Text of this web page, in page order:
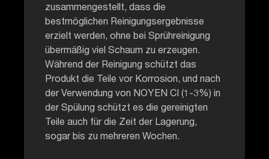
zusammengestellt, dass die
bestmöglichen Reinigungsergebnisse
erzielt werden, ohne bei Sprühreinigung
übermäßig viel Schaum zu erzeugen.
Während der Reinigung schützt das
Produkt die Teile vor Korrosion, und nach
der Verwendung von NOYEN CI (1-3%) in
der Spülung schützt es die gereinigten
Teile auch für die Zeit der Lagerung,
sogar bis zu mehreren Wochen.